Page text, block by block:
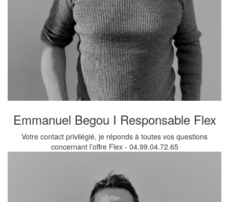
Emmanuel Begou I Responsable Flex
Votre contact privilégié, je réponds à toutes vos questions
concernant l’offre Flex - 04.99.04.72.65